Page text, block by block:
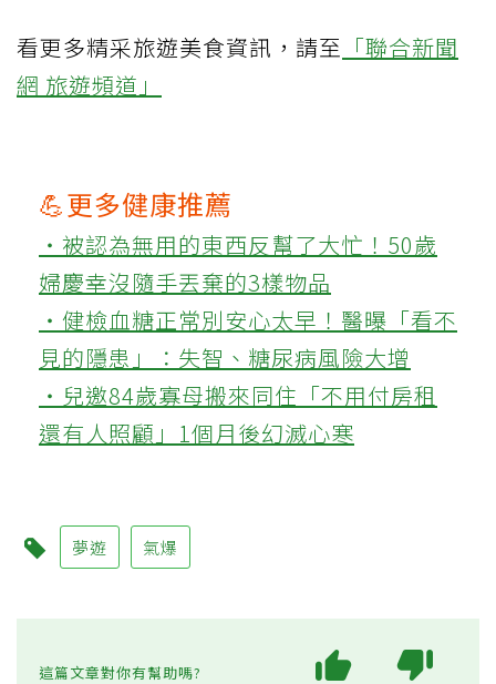
雲林縣歷史建物行啟紀念館因為寶可夢遊戲意外爆紅，每天聚集大量人群
抓寶，也留下不少垃圾，市公所製作告示牌提醒民眾抓寶不忘維護環境。
記者陳雅玲／攝影
看更多精采旅遊美食資訊，請至「聯合新聞
網 旅遊頻道」
💪更多健康推薦
‧健檢血糖正常別安心太早！醫曝「看不